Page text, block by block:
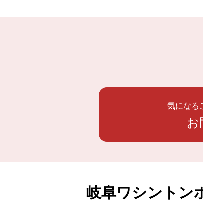
気になる
お
岐阜ワシントン